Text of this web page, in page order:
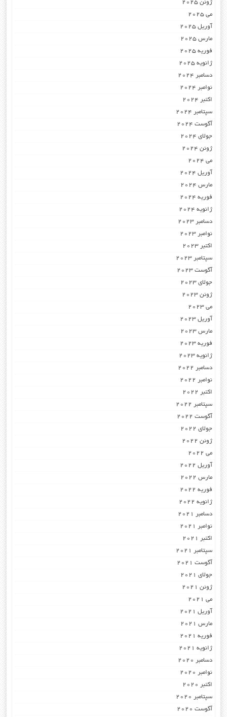
ژوئن 2025
می 2025
آوریل 2025
مارس 2025
فوریه 2025
ژانویه 2025
دسامبر 2024
نوامبر 2024
اکتبر 2024
سپتامبر 2024
آگوست 2024
جولای 2024
ژوئن 2024
می 2024
آوریل 2024
مارس 2024
فوریه 2024
ژانویه 2024
دسامبر 2023
نوامبر 2023
اکتبر 2023
سپتامبر 2023
آگوست 2023
جولای 2023
ژوئن 2023
می 2023
آوریل 2023
مارس 2023
فوریه 2023
ژانویه 2023
دسامبر 2022
نوامبر 2022
اکتبر 2022
سپتامبر 2022
آگوست 2022
جولای 2022
ژوئن 2022
می 2022
آوریل 2022
مارس 2022
فوریه 2022
ژانویه 2022
دسامبر 2021
نوامبر 2021
اکتبر 2021
سپتامبر 2021
آگوست 2021
جولای 2021
ژوئن 2021
می 2021
آوریل 2021
مارس 2021
فوریه 2021
ژانویه 2021
دسامبر 2020
نوامبر 2020
اکتبر 2020
سپتامبر 2020
آگوست 2020